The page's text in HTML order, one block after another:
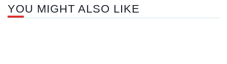
YOU MIGHT ALSO LIKE